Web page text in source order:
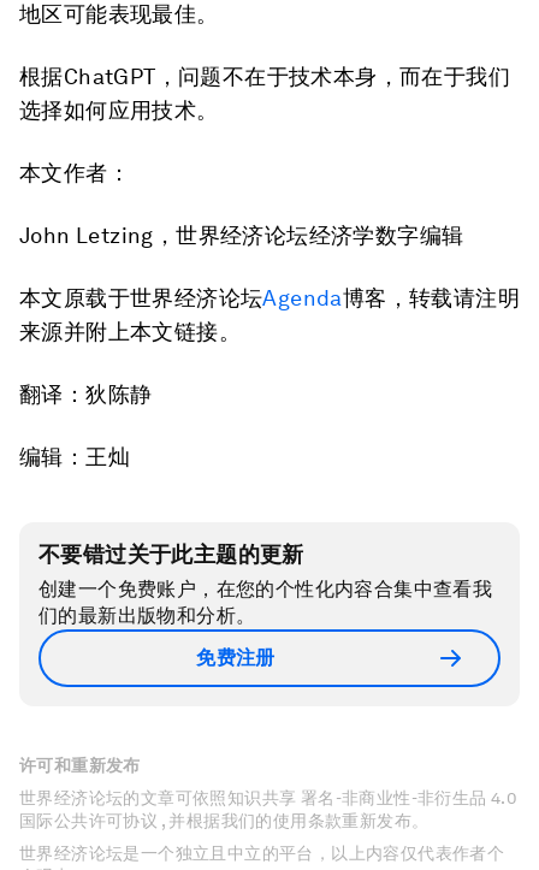
地区可能表现最佳。
根据ChatGPT，问题不在于技术本身，而在于我们
选择如何应用技术。
本文作者：
John Letzing，世界经济论坛经济学数字编辑
本文原载于世界经济论坛Agenda博客，转载请注明
来源并附上本文链接。
翻译：狄陈静
编辑：王灿
不要错过关于此主题的更新
创建一个免费账户，在您的个性化内容合集中查看我
们的最新出版物和分析。
免费注册
许可和重新发布
世界经济论坛的文章可依照知识共享 署名-非商业性-非衍生品 4.0
国际公共许可协议 , 并根据我们的使用条款重新发布。
世界经济论坛是一个独立且中立的平台，以上内容仅代表作者个